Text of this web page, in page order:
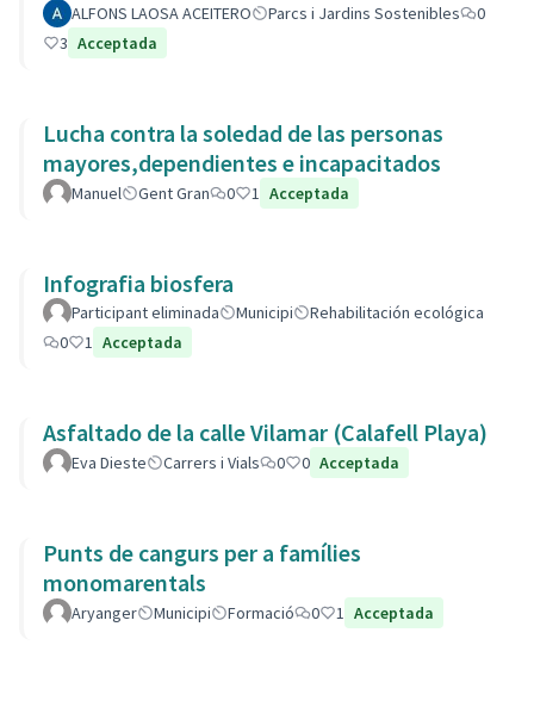
ALFONS LAOSA ACEITERO Parcs i Jardins Sostenibles
0
3 Acceptada
Lucha contra la soledad de las personas
mayores,dependientes e incapacitados
Manuel Gent Gran 0 1 Acceptada
Infografia biosfera
Participant eliminada Municipi
Rehabilitación ecológica
0
1 Acceptada
Asfaltado de la calle Vilamar (Calafell Playa)
Eva Dieste Carrers i Vials 0 0 Acceptada
Punts de cangurs per a famílies
monomarentals
Aryanger Municipi Formació 0 1 Acceptada